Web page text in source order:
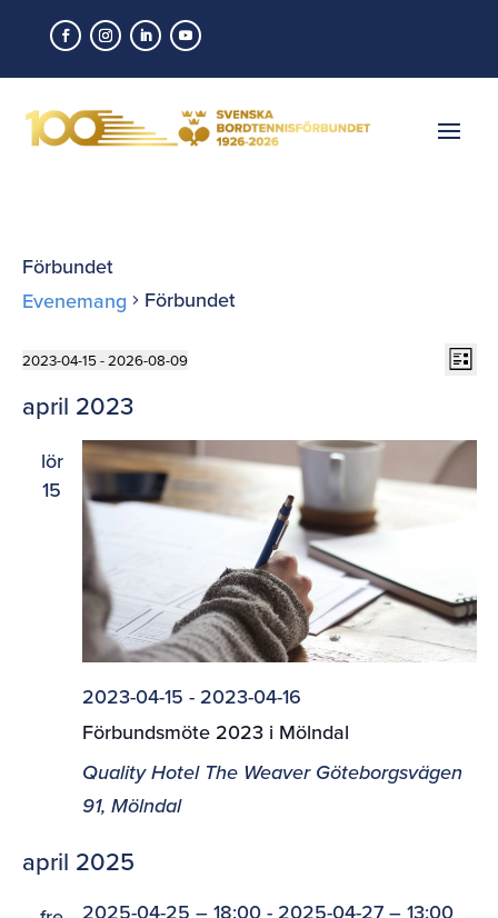
Förbundet
Evenemang
Förbundet
Evenemang Vy-
Lista
2023-04-15 - 2026-08-09
datum.
april 2023
lör
15
Förbundsmöte 2023 i Mölndal
2023-04-15 - 2023-04-16
Quality Hotel The Weaver Göteborgsvägen
91, Mölndal
april 2025
2025-04-25 – 18:00- 2025-04-27 – 13:00